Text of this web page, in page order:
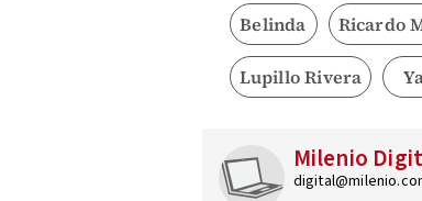
Belinda Ricardo
Lupillo Rivera
Milenio